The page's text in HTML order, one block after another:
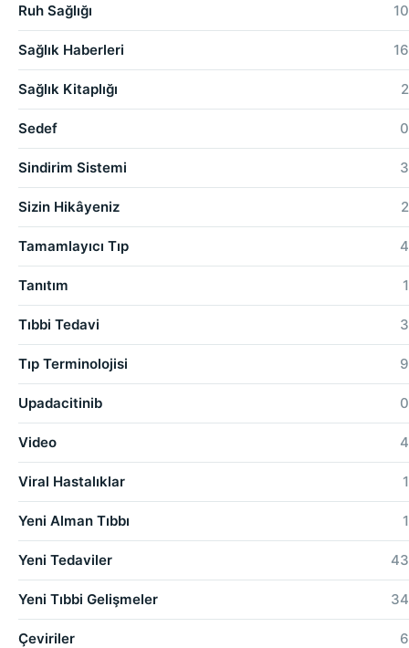
Ruh Sağlığı 10
Sağlık Haberleri 16
Sağlık Kitaplığı 2
Sedef 0
Sindirim Sistemi 3
Sizin Hikâyeniz 2
Tamamlayıcı Tıp 4
Tanıtım 1
Tıbbi Tedavi 3
Tıp Terminolojisi 9
Upadacitinib 0
Video 4
Viral Hastalıklar 1
Yeni Alman Tıbbı 1
Yeni Tedaviler 43
Yeni Tıbbi Gelişmeler 34
Çeviriler 6